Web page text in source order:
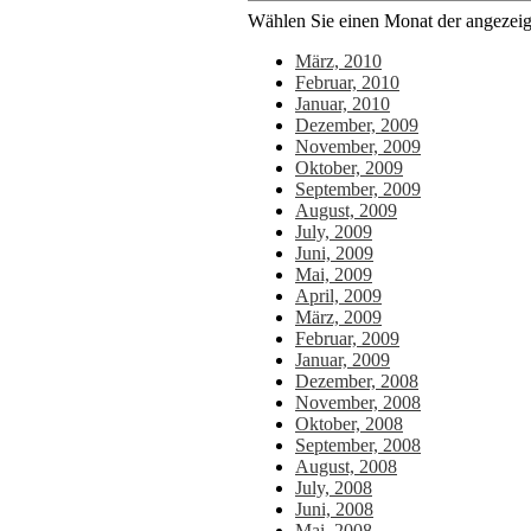
Wählen Sie einen Monat der
März, 2010
Februar, 2010
Januar, 2010
Dezember, 2009
November, 2009
Oktober, 2009
September, 2009
August, 2009
July, 2009
Juni, 2009
Mai, 2009
April, 2009
März, 2009
Februar, 2009
Januar, 2009
Dezember, 2008
November, 2008
Oktober, 2008
September, 2008
August, 2008
July, 2008
Juni, 2008